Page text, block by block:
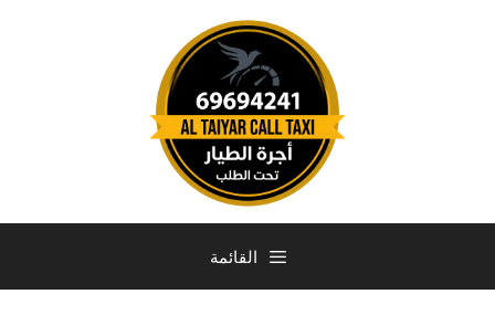
القائمة